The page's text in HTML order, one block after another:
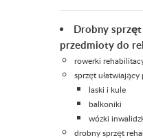
Drobny
przedmioty do
rowerki
sprzęt ułatwiający
laski i kule
balkoniki
wózki
drobny sprzęt